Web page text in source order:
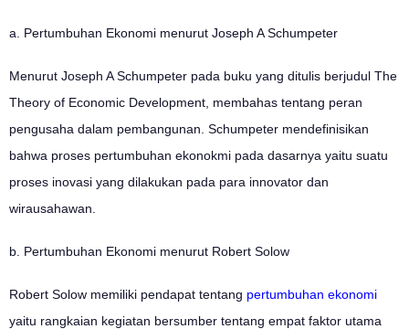
a. Pertumbuhan Ekonomi menurut Joseph A Schumpeter
Menurut Joseph A Schumpeter pada buku yang ditulis berjudul The
Theory of Economic Development, membahas tentang peran
pengusaha dalam pembangunan. Schumpeter mendefinisikan
bahwa proses pertumbuhan ekonokmi pada dasarnya yaitu suatu
proses inovasi yang dilakukan pada para innovator dan
wirausahawan.
b. Pertumbuhan Ekonomi menurut Robert Solow
Robert Solow memiliki pendapat tentang pertumbuhan ekonomi
yaitu rangkaian kegiatan bersumber tentang empat faktor utama